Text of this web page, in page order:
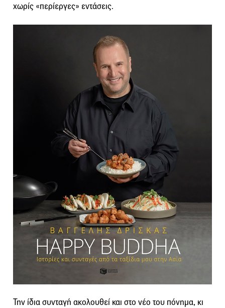
χωρίς «περίεργες» εντάσεις.
Την ίδια συνταγή ακολουθεί και στο νέο του πόνημα, κι